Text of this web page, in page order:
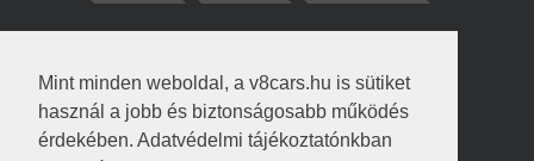
Mint minden weboldal, a v8cars.hu is sütiket
használ a jobb és biztonságosabb működés
érdekében. Adatvédelmi tájékoztatónkban
kortisz:Elszúrtam! Én csak két
darabbaal számoltam. Nem tudtam, hogy fél autót,